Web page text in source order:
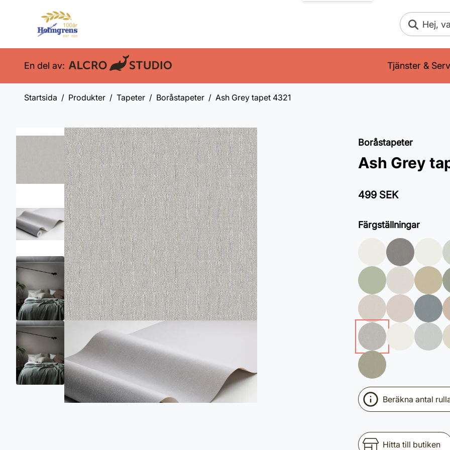
Sök
En del av: Tjänster &
Startsida Produkter Tapeter Boråstapeter Ash Grey tapet 4321
Boråstapeter
Ash Grey
499 SEK
Färgställningar
Beräkna antal
Hitta till butiken